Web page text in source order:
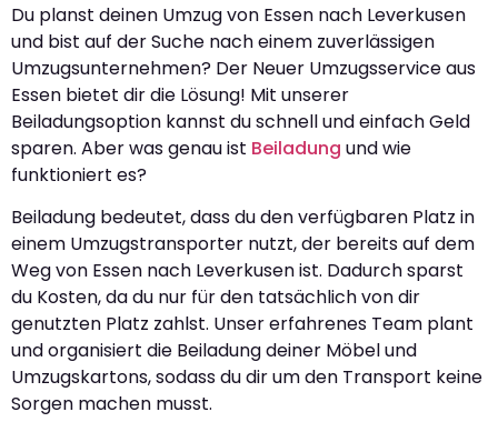
Du planst deinen Umzug von Essen nach Leverkusen
und bist auf der Suche nach einem zuverlässigen
Umzugsunternehmen? Der Neuer Umzugsservice aus
Essen bietet dir die Lösung! Mit unserer
Beiladungsoption kannst du schnell und einfach Geld
sparen. Aber was genau ist Beiladung und wie
funktioniert es?
Beiladung bedeutet, dass du den verfügbaren Platz in
einem Umzugstransporter nutzt, der bereits auf dem
Weg von Essen nach Leverkusen ist. Dadurch sparst
du Kosten, da du nur für den tatsächlich von dir
genutzten Platz zahlst. Unser erfahrenes Team plant
und organisiert die Beiladung deiner Möbel und
Umzugskartons, sodass du dir um den Transport keine
Sorgen machen musst.